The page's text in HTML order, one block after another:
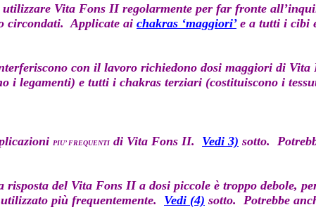
utilizzare Vita Fons IIregolarmente per far fronte
circondati. Applicate ai chakras ‘maggiori’e a tutti i cibi
con il lavoro richiedono dosi maggiori di Vita
i legamenti) e tutti i chakras terziari (costituiscono i
PIU’ FREQUENTI di Vita Fons II. Vedi 3) sotto.
risposta del Vita Fons II a dosi piccole è troppo debole,
più frequentemente. Vedi (4) sotto. Potrebbe